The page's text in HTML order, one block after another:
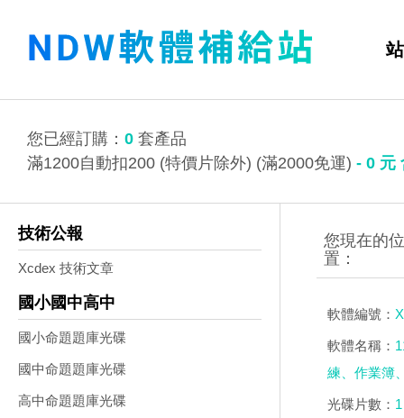
您已經訂購： 0 套產品
滿1200自動扣200 (特價片除外) (滿2000免運) - 0 元
技術公報
Xcdex 技術文章
國小國中高中
國小命題題庫光碟
國中命題題庫光碟
高中命題題庫光碟
軟體編號：
軟體名稱：
練、作業簿
光碟片數： 1